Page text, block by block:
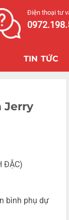
Điện thoại tư
TIN TỨC
Jerry
ĐẶC)
bình phụ dự